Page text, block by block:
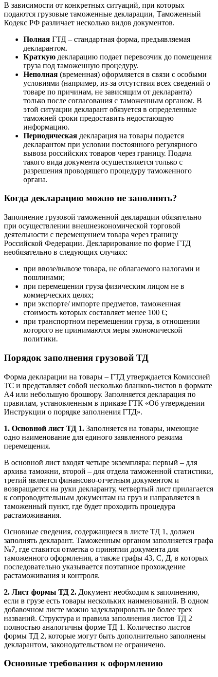
В зависимости от конкретных ситуаций, при которых
подаются грузовые таможенные декларации, Таможенный
Кодекс РФ различает несколько видов документов.
Полная ГТД – стандартная форма, предъявляемая
декларантом.
Краткую декларацию подает перевозчик до помещения
груза под таможенную процедуру.
Неполная (временная) оформляется в связи с особыми
условиями (например, из-за отсутствия всех сведений о
товаре по причинам, не зависящим от декларанта)
только после согласования с таможенным органом. В
этой ситуации декларант обязуется в определенные
таможней сроки предоставить недостающую
информацию.
Периодическая декларация на товары подается
декларантом при условии постоянного регулярного
вывоза российских товаров через границу. Подача
такого вида документа осуществляется только с
разрешения проводящего процедуру таможенного
органа.
Когда декларацию можно не заполнять?
Заполнение грузовой таможенной декларации обязательно
при осуществлении внешнеэкономической торговой
деятельности с перемещением товара через границу
Российской Федерации. Декларирование по форме ГТД
необязательно в следующих случаях:
при ввозе/вывозе товара, не облагаемого налогами и
пошлинами;
при перемещении груза физическим лицом не в
коммерческих целях;
при экспорте/ импорте предметов, таможенная
стоимость которых составляет менее 100 €;
при транспортном перемещении груза, в отношении
которого не принимаются меры экономической
политики.
Порядок заполнения грузовой ТД
Форма декларации на товары – ГТД утверждается Комиссией
ТС и представляет собой несколько бланков-листов в формате
A4 или небольшую брошюру. Заполняется декларация по
правилам, установленным в приказе ГТК «Об утверждении
Инструкции о порядке заполнения ГТД».
1. Основной лист ТД 1. Заполняется на товары, имеющие
одно наименование для единого заявленного режима
перемещения.
В основной лист входят четыре экземпляра: первый – для
архива таможни, второй – для отдела таможенной статистики,
третий является финансово-отчетным документом и
возвращается на руки декларанту, четвертый лист прилагается
к сопроводительным документам на груз и направляется в
таможенный пункт, где будет проходить процедура
растаможивания.
Основные сведения, содержащиеся в листе ТД 1, должен
заполнять декларант. Таможенным органом заполняется графа
№7, где ставится отметка о принятии документа для
таможенного оформления, а также графы 43, С, Д, в которых
последовательно указывается поэтапное прохождение
растаможивания и контроля.
2. Лист формы ТД 2. Документ необходим к заполнению,
если в грузе есть товары нескольких наименований. В одном
добавочном листе можно задекларировать не более трех
названий. Структура и правила заполнения листов ТД 2
полностью аналогичны форме ТД 1. Количество листов
формы ТД 2, которые могут быть дополнительно заполнены
декларантом, законодательством не ограничено.
Основные требования к оформлению